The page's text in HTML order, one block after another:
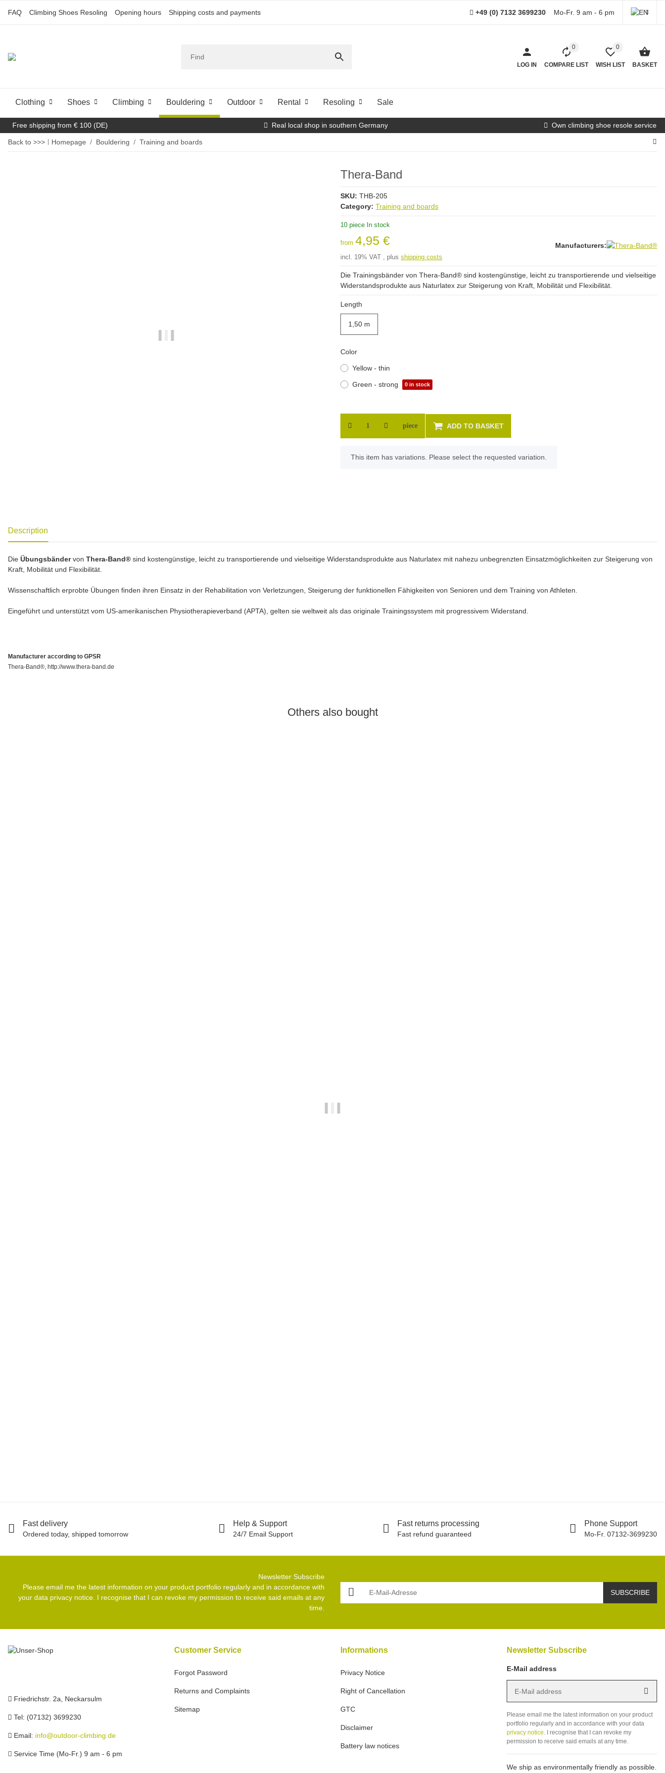
FAQ Climbing Shoes Resoling Opening hours Shipping costs and payments +49 (0) 7132 3699230 Mo-Fr. 9 am - 6 pm
LOG IN
0
COMPARE LIST
0
WISH LIST BASKET
Clothing Shoes Climbing Bouldering Outdoor Rental Resoling Sale
Free shipping from € 100 (DE) Real local shop in southern Germany Own climbing shoe resole service
Back to >>> Homepage Bouldering Training and boards
Thera-Band
SKU: THB-205
Category: Training and boards
10 piece In stock
from 4,95 €
incl. 19% VAT , plus shipping costs
Manufacturers:
Die Trainingsbänder von Thera-Band® sind kostengünstige, leicht zu transportierende und vielseitige
Widerstandsprodukte aus Naturlatex zur Steigerung von Kraft, Mobilität und Flexibilität.
Length
1,50 m
Color
Yellow - thin
Green - strong 0 in stock
piece ADD TO BASKET
x
This item has variations. Please select the requested variation.
Description
Die Übungsbänder von Thera-Band® sind kostengünstige, leicht zu transportierende und vielseitige Widerstandsprodukte aus Naturlatex mit nahezu unbegrenzten Einsatzmöglichkeiten zur Steigerung von
Kraft, Mobilität und Flexibilität.
Wissenschaftlich erprobte Übungen finden ihren Einsatz in der Rehabilitation von Verletzungen, Steigerung der funktionellen Fähigkeiten von Senioren und dem Training von Athleten.
Eingeführt und unterstützt vom US-amerikanischen Physiotherapieverband (APTA), gelten sie weltweit als das originale Trainingssystem mit progressivem Widerstand.
Manufacturer according to GPSR
Thera-Band®, http://www.thera-band.de
Others also bought
Fast delivery
Ordered today, shipped tomorrow
Help & Support
24/7 Email Support
Fast returns processing
Fast refund guaranteed
Phone Support
Mo-Fr. 07132-3699230
Newsletter Subscribe
Please email me the latest information on your product portfolio regularly and in accordance with
your data privacy notice . I recognise that I can revoke my permission to receive said emails at any
time.
E-Mail-Adresse
SUBSCRIBE
Friedrichstr. 2a, Neckarsulm
Tel: (07132) 3699230
Email: info@outdoor-climbing.de
Service Time (Mo-Fr.) 9 am - 6 pm
Customer Service
Forgot Password
Returns and Complaints
Sitemap
Informations
Privacy Notice
Right of Cancellation
GTC
Disclaimer
Battery law notices
Newsletter Subscribe
E-Mail address
Please email me the latest information on your product
portfolio regularly and in accordance with your data
privacy notice. I recognise that I can revoke my
permission to receive said emails at any time.
We ship as environmentally friendly as possible.